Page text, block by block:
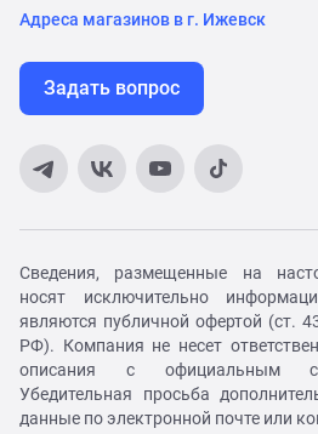
Адреса магазинов в г. Ижевск
Задать вопрос
Сведения, размещенные на
носят исключительно
являются публичной офертой (ст.
РФ). Компания не несет
описания с официальным
Убедительная просьба
данные по электронной почте или